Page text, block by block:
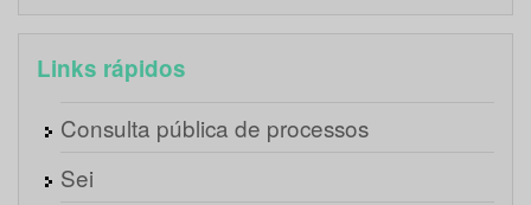
Links rápidos
Consulta pública de processos
Sei